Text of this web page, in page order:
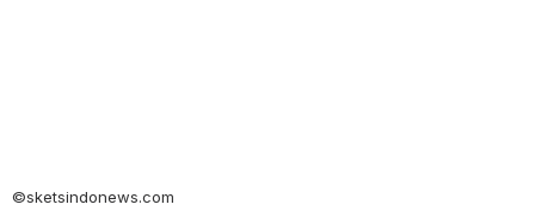
©sketsindonews.com